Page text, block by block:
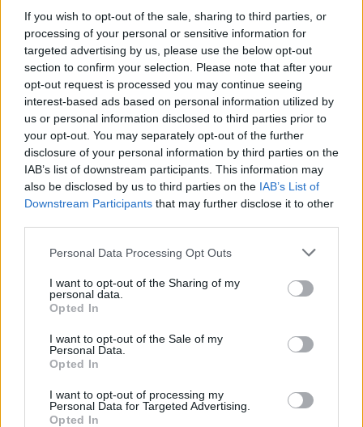
If you wish to opt-out of the sale, sharing to third parties, or
processing of your personal or sensitive information for
targeted advertising by us, please use the below opt-out
section to confirm your selection. Please note that after your
opt-out request is processed you may continue seeing
interest-based ads based on personal information utilized by
us or personal information disclosed to third parties prior to
your opt-out. You may separately opt-out of the further
disclosure of your personal information by third parties on the
IAB’s list of downstream participants. This information may
also be disclosed by us to third parties on the IAB’s List of
Downstream Participants that may further disclose it to other
Personal Data Processing Opt Outs
I want to opt-out of the Sharing of my
personal data.
Opted In
I want to opt-out of the Sale of my
Personal Data.
Opted In
I want to opt-out of processing my
Personal Data for Targeted Advertising.
Opted In
naTemat extra
18 sierpnia 2015, 14:52
Banksy tworzy "alternatywny,
mroczny Disneyland" w brytyjskim
miasteczku? Otwarcie już w ten
piątek